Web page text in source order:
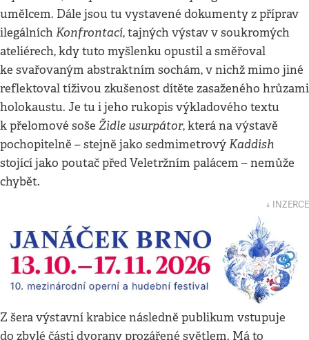
umělcem. Dále jsou tu vystavené dokumenty z příprav
ilegálníchKonfrontací, tajných výstav v soukromých
ateliérech, kdy tuto myšlenku opustil a směřoval
ke svařovaným abstraktním sochám, v nichž mimo jiné
reflektoval tíživou zkušenost dítěte zasaženého hrůzami
holokaustu. Je tu i jeho rukopis výkladového textu
k přelomové soše Židle usurpátor, která na výstavě
pochopitelně – stejně jako sedmimetrovýKaddish
stojící jako poutač před Veletržním palácem – nemůže
chybět.
↓ INZERCE
Z šera výstavní krabice následně publikum vstupuje
do zbylé části dvorany prozářené světlem. Má to